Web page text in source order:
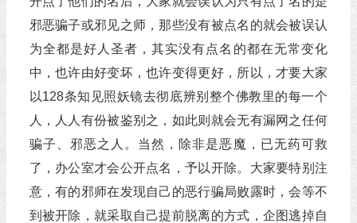
邪恶骗子或邪见之师，那些没有被点名的就会被误认
为全都是好人圣者，其实没有点名的都在无常变化
中，也许由好变坏，也许变得更好，所以，才要大家
以128条知见照妖镜去彻底辨别整个佛教里的每一个
人，人人有份被鉴别之，如此则就会无有漏网之任何
骗子、邪恶之人。当然，除非是恶魔，已无药可救
了，办公室才会公开点名，予以开除。大家要特别注
意，有的邪师在发现自己的恶行骗局败露时，会等不
到被开除，就采取自己提前脱离的方式，企图逃掉自